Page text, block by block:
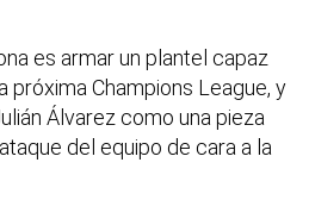
es armar un plantel capaz
próxima Champions League, y
Álvarez como una pieza
del equipo de cara a la